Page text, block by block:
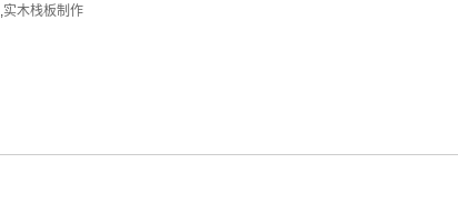
,实木栈板制作